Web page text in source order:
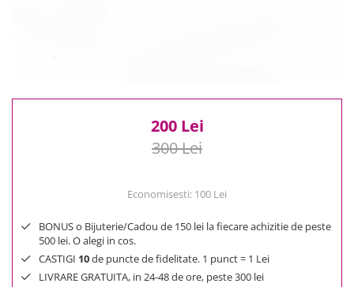
100 Lei - 200 Lei
300 Lei - 500 Lei
200 Lei
300 Lei
Economisesti: 100 Lei
BONUS o Bijuterie/Cadou de 150 lei la fiecare achizitie de peste
500 lei. O alegi in cos.
CASTIGI 10de puncte de fidelitate. 1 punct = 1 Lei
LIVRARE GRATUITA, in 24-48 de ore, peste 300 lei